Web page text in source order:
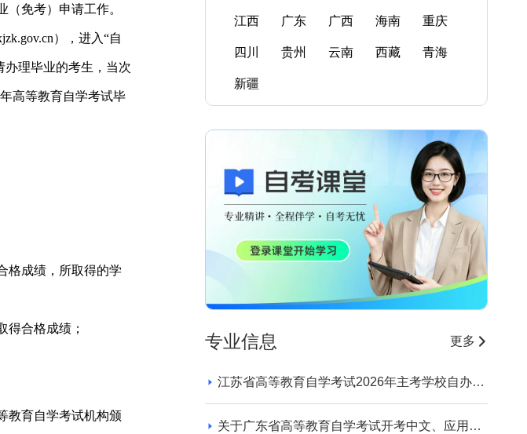
免考）申请工作。
），进入“自
办理毕业的考生，当次
高等教育自学考试毕
格成绩，所取得的学
得合格成绩；
教育自学考试机构颁
江西 广东 广西 海南 重庆
四川 贵州 云南 西藏 青海
新疆
专业信息 更多
江苏省高等教育自学考试2026年主考学校自办助
关于广东省高等教育自学考试开考中文、应用英